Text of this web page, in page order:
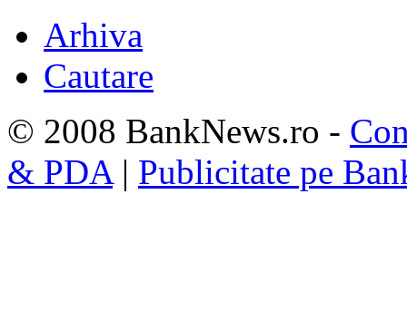
Arhiva
Cautare
© 2008 BankNews.ro -
& PDA| Publicitate pe